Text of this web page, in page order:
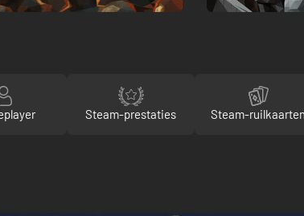
Steam-prestaties Steam-ruilkaarten